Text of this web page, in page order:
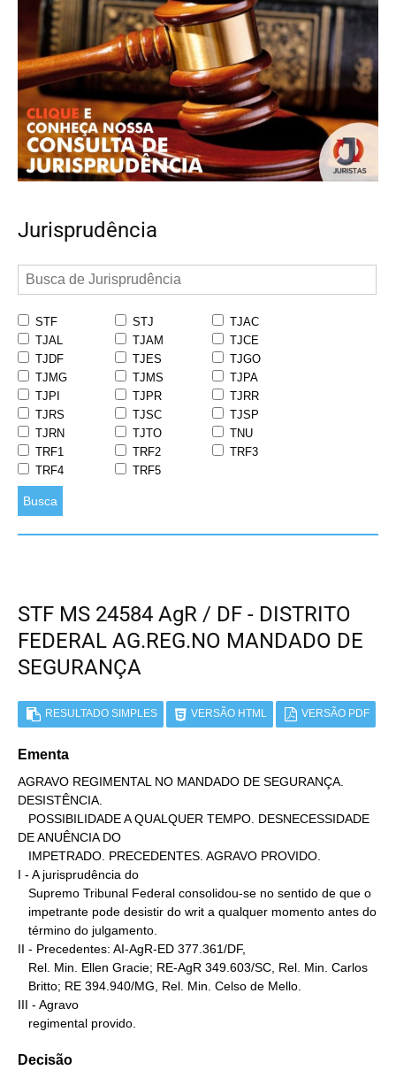
Jurisprudência
STF STJ
TJAC
TJAL
TJAM
TJCE
TJDF
TJES
TJGO
TJMG
TJMS
TJPA
TJPI
TJPR
TJRR
TJRS
TJSC
TJSP
TJRN
TJTO
TNU
TRF1
TRF2
TRF3
TRF4
TRF5
Busca
STF MS 24584 AgR / DF - DISTRITO
FEDERAL AG.REG.NO MANDADO DE
SEGURANÇA
RESULTADO SIMPLES VERSÃO HTML VERSÃO PDF
Ementa
AGRAVO REGIMENTAL NO MANDADO DE SEGURANÇA.
DESISTÊNCIA.
DE ANUÊNCIA DO
I - A jurisprudência do
II - Precedentes: AI-AgR-ED 377.361/DF,
III - Agravo
   regimental provido.
Decisão